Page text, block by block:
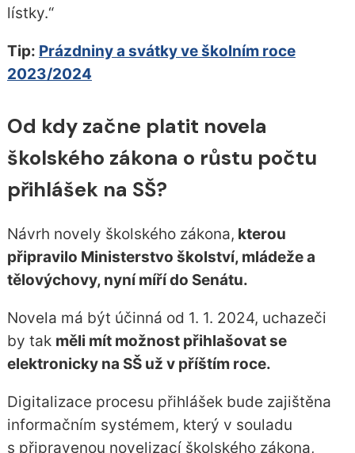
lístky.“
Tip: Prázdniny a svátky ve školním roce
2023/2024
Od kdy začne platit novela
školského zákona o růstu počtu
přihlášek na SŠ?
Návrh novely školského zákona, kterou
připravilo Ministerstvo školství, mládeže a
tělovýchovy, nyní míří do Senátu.
Novela má být účinná od 1. 1. 2024, uchazeči
by tak měli mít možnost přihlašovat se
elektronicky na SŠ už v příštím roce.
Digitalizace procesu přihlášek bude zajištěna
informačním systémem, který v souladu
s připravenou novelizací školského zákona,